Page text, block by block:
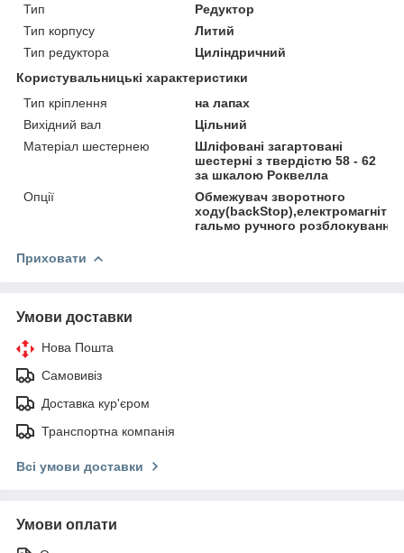
Тип
Редуктор
Тип корпусу
Литий
Тип редуктора
Циліндричний
Користувальницькі характеристики
Тип кріплення
на лапах
Вихідний вал
Цільний
Матеріал шестернею
Шліфовані загартовані
шестерні з твердістю 58 - 62
за шкалою Роквелла
Опції
Обмежувач зворотного
гальмо ручного
Приховати
Умови доставки
Нова Пошта
Самовивіз
Доставка кур'єром
Транспортна компанія
Всі умови доставки
Умови оплати